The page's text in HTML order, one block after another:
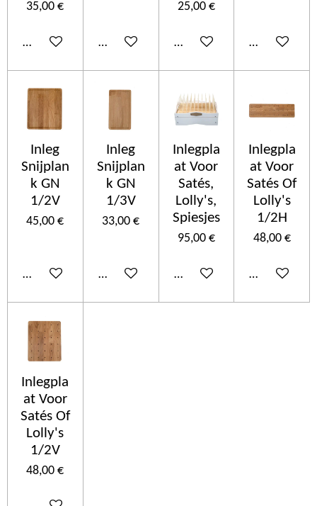
35,00 €
Añadir al carritoAñadir al carrito
25,00 €
Añadir al carritoAñadir al
Inleg
Snijplan
k GN
1/2V
45,00 €
Añadir al carrito
Inleg
Snijplan
k GN
1/3V
33,00 €
Añadir al carrito
Inlegpla
at Voor
Satés,
Lolly's,
Spiesjes
95,00 €
Añadir al carrito
Inlegpla
at Voor
Satés Of
Lolly's
1/2H
48,00 €
Añadir al
Inlegpla
at Voor
Satés Of
Lolly's
1/2V
48,00 €